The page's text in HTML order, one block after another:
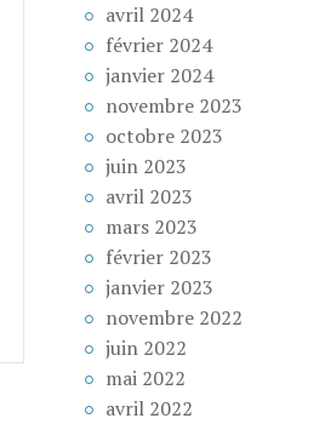
avril 2024
février 2024
janvier 2024
novembre 2023
octobre 2023
juin 2023
avril 2023
mars 2023
février 2023
janvier 2023
novembre 2022
juin 2022
mai 2022
avril 2022